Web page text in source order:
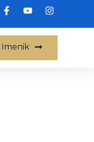
Imenik